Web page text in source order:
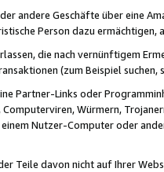
andere Geschäfte über eine
Person dazu
die nach vernünftigem
(zum Beispiel
Partner-Links oder
Würmern,
Nutzer-Computer oder
Teile davon nicht auf Ihrer